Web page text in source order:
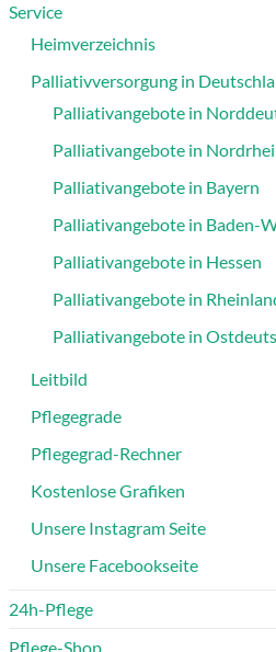
Service
Heimverzeichnis
Palliativversorgung in
Palliativangebote in
Palliativangebote in
Palliativangebote in Bayern
Palliativangebote in Baden-
Palliativangebote in Hessen
Palliativangebote in
Palliativangebote in
Leitbild
Pflegegrade
Pflegegrad-Rechner
Kostenlose Grafiken
Unsere Instagram Seite
Unsere Facebookseite
24h-Pflege
Pflege-Shop